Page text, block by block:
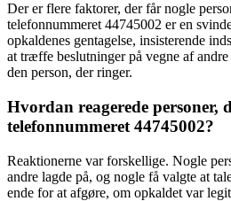
Der er flere faktorer, der får nogle
telefonnummeret 44745002 er en
opkaldenes gentagelse, insisterende
at træffe beslutninger på vegne af
den person, der ringer.
Hvordan reagerede personer,
telefonnummeret 44745002?
Reaktionerne var forskellige. Nogle
andre lagde på, og nogle få valgte at
ende for at afgøre, om opkaldet var